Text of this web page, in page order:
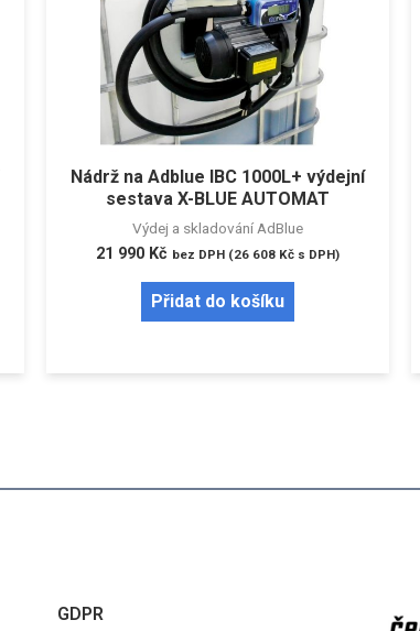
Nádrž na Adblue IBC 1000L+ výdejní
sestava X-BLUE AUTOMAT
Výdej a skladování AdBlue
21 990 Kč bez DPH (26 608 Kč s DPH)
Přidat do košíku
GDPR